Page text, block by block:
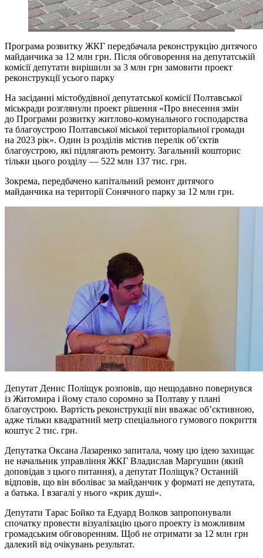
Програма розвитку ЖКГ передбачала реконструкцію дитячого
майданчика за 12 млн грн. Після обговорення на депутатській
комісії депутати вирішили за 3 млн грн замовити проект
реконструкції усього парку
На засіданні містобудівної депутатської комісії Полтавської
міськради розглянули проект рішення «Про внесення змін
до Програми розвитку житлово-комунального господарства
та благоустрою Полтавської міської територіальної громади
на 2023 рік». Один із розділів містив перелік об’єктів
благоустрою, які підлягають ремонту. Загальний кошторис
тільки цього розділу — 522 млн 137 тис. грн.
Зокрема, передбачено капітальний ремонт дитячого
майданчика на території Сонячного парку за 12 млн грн.
Депутат Денис Поліщук розповів, що нещодавно повернувся
із Житомира і йому стало соромно за Полтаву у плані
благоустрою. Вартість реконструкції він вважає об’єктивною,
адже тільки квадратний метр спеціального гумового покриття
коштує 2 тис. грн.
Депутатка Оксана Лазаренко запитала, чому цю ідею захищає
не начальник управління ЖКГ Владислав Маргушин (який
доповідав з цього питання), а депутат Поліщук? Останній
відповів, що він вболіває за майданчик у форматі не депутата,
а батька. І взагалі у нього «крик душі».
Депутати Тарас Бойко та Едуард Волков запропонували
спочатку провести візуалізацію цього проекту із можливим
громадським обговоренням. Щоб не отримати за 12 млн грн
далекий від очікувань результат.